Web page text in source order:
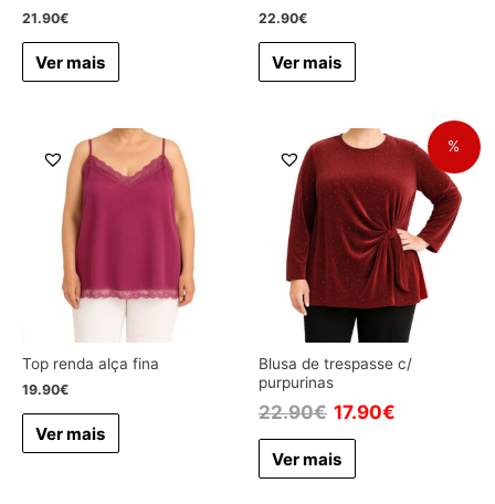
21.90€
Ver mais
22.90€
Ver mais
Top renda alça fina
19.90€
Ver mais
%
Blusa de trespasse c/
purpurinas
22.90€ 17.90€
Ver mais